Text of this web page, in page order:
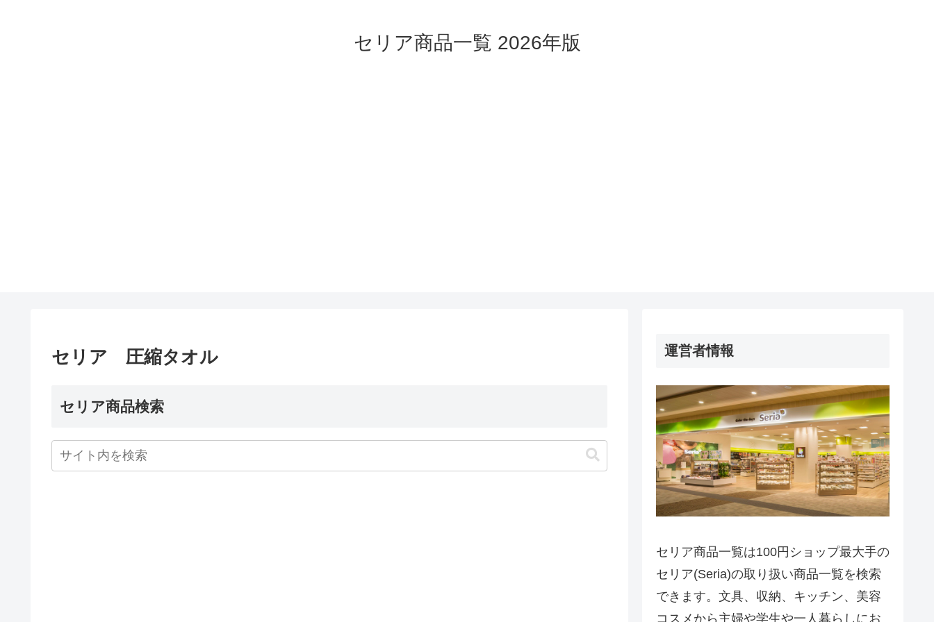
セリア商品一覧 2026年版
セリア 圧縮タオル
セリア商品検索
運営者情報
セリア商品一覧は100円ショップ最大手の
セリア(Seria)の取り扱い商品一覧を検索
できます。文具、収納、キッチン、美容
コスメから主婦や学生や一人暮らしにお